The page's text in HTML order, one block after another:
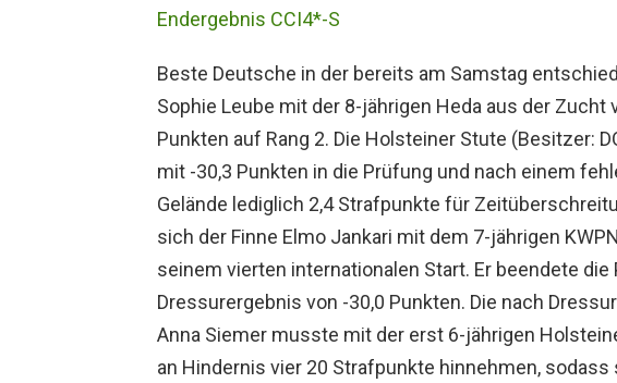
Endergebnis CCI4*-S
Beste Deutsche in der bereits am Samstag
Sophie Leube mit der 8-jährigen Heda aus der Zucht
Punkten auf Rang 2. Die Holsteiner Stute (Besitzer:
mit -30,3 Punkten in die Prüfung und nach einem
Gelände lediglich 2,4 Strafpunkte für
sich der Finne Elmo Jankari mit dem 7-jährigen
seinem vierten internationalen Start. Er beendete
Dressurergebnis von -30,0 Punkten. Die nach
Anna Siemer musste mit der erst 6-jährigen
an Hindernis vier 20 Strafpunkte hinnehmen,